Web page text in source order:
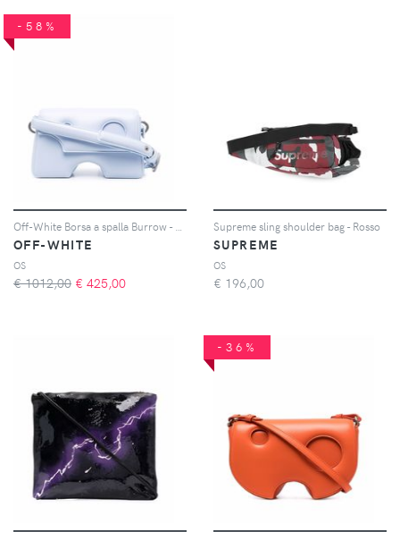
-58%
OFF-WHITE
OS
€ 1012,00 € 425,00
Supreme sling shoulder bag - Rosso
SUPREME
OS
€ 196,00
-36%